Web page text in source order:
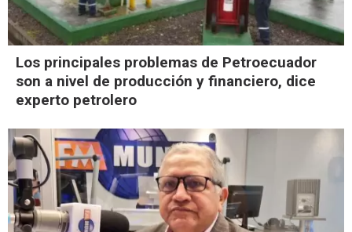
Los principales problemas de Petroecuador
son a nivel de producción y financiero, dice
experto petrolero